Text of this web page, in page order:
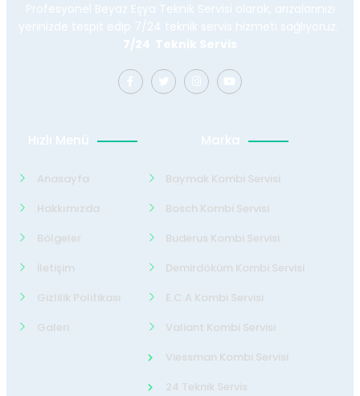
Profesyonel Beyaz Eşya Teknik Servisi olarak, arızalarınızı
yerinizde tespit edip 7/24 teknik servis hizmeti sağlıyoruz.
7/24 Teknik Servis
Hızlı Menü
Anasayfa
Hakkımızda
Bölgeler
İletişim
Gizlilik Politikası
Galeri
Marka
Baymak Kombi Servisi
Bosch Kombi Servisi
Buderus Kombi Servisi
Demirdöküm Kombi Servisi
E.C.A Kombi Servisi
Valiant Kombi Servisi
Viessman Kombi Servisi
24 Teknik Servis